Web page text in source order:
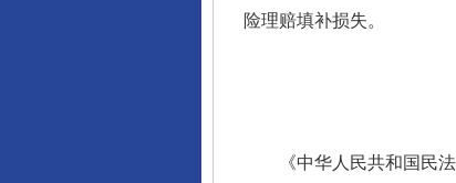
险理赔填补损失。
《中华人民共和国民法